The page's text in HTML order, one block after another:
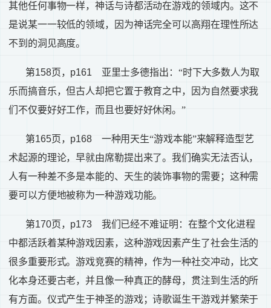
其他任何事物一样，神话与诗都活动在游戏的领域内。这不
是说某一一较低的领域，因为神话完全可以高翔在理性所达
不到的洞见高度。
第158页， p161 亚里士多德指出：“时下大多数人为取
乐而搞音乐，但古人却把它置于教育之中，因为自然要求我
们不仅要好好工作，而且也要好好休闲。”
第165页， p168 一种用天生“游戏本能”来解释造型艺
术起源的理论，早就由席勒提出来了。我们确实无法否认，
人有一种差不多是本能的、天生的装饰事物的需要；这种需
要可以方便地被称为一种游戏功能。
第170页， p173 我们已经不难证明：在整个文化进程
中都活跃着某种游戏因素，这种游戏因素产生了社会生活的
很多重要形式。游戏竞赛的精神，作为一种社交冲动，比文
化本身还要古老，并且像一种真正的酵母，贯注到生活的所
有方面。仪式产生于神圣的游戏；诗歌诞生干游戏并繁荣于